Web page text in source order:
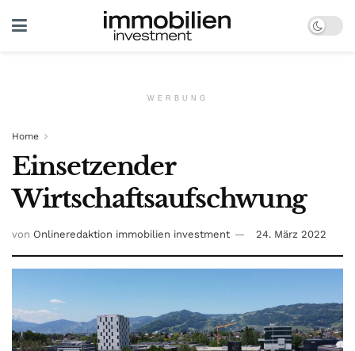
WERBUNG
Home
Einsetzender
Wirtschaftsaufschwung
von Onlineredaktion immobilien investment 24. März 2022